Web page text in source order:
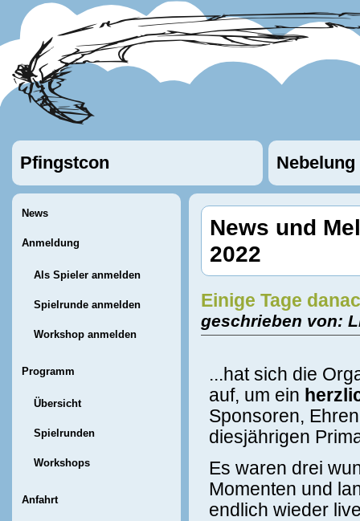
Pfingstcon Nebelung
News
Anmeldung
Als Spieler anmelden
Spielrunde anmelden
Workshop anmelden
Programm
Übersicht
Spielrunden
Workshops
Anfahrt
News und
2022
Einige Tage
geschrieben von:
...hat sich die
auf, um ein
Sponsoren,
diesjährigen
Es waren drei
Momenten und
endlich wieder